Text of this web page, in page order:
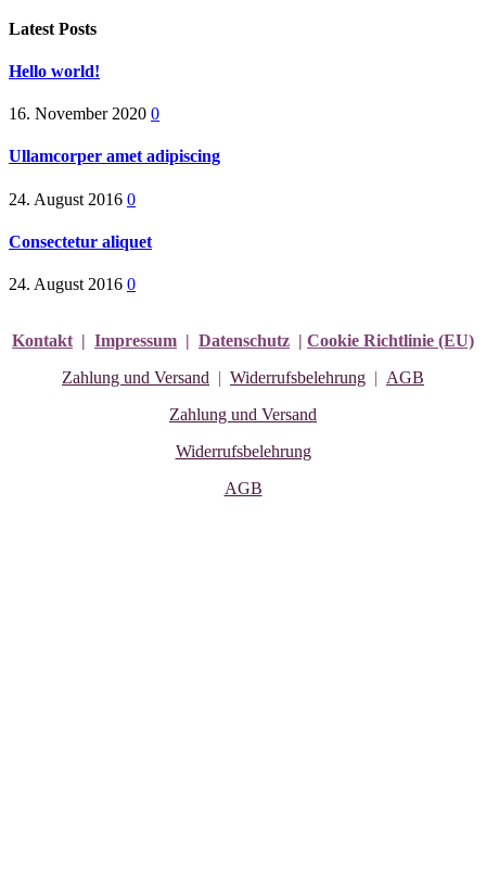
Latest Posts
Hello world!
16. November 2020 0
Ullamcorper amet adipiscing
24. August 2016 0
Consectetur aliquet
24. August 2016 0
Kontakt | Impressum | Datenschutz | Cookie Richtlinie (EU)
Zahlung und Versand | Widerrufsbelehrung | AGB
Zahlung und Versand
Widerrufsbelehrung
AGB